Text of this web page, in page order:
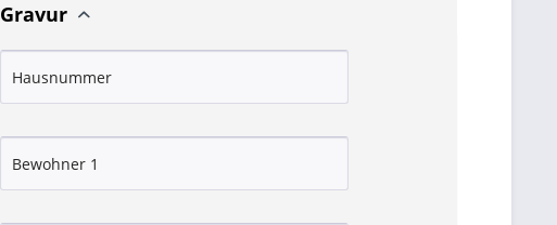
Gravur